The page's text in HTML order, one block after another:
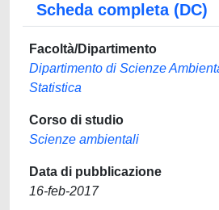
Scheda completa (DC)
Facoltà/Dipartimento
Dipartimento di Scienze
Statistica
Corso di studio
Scienze ambientali
Data di pubblicazione
16-feb-2017